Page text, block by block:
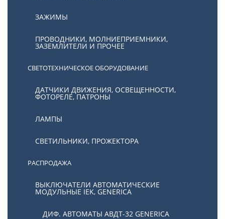
ЗАЖИМЫ
ПРОВОДНИКИ, МОЛНИЕПРИЕМНИКИ,
ЗАЗЕМЛИТЕЛИ И ПРОЧЕЕ
СВЕТОТЕХНИЧЕСКОЕ ОБОРУДОВАНИЕ
ДАТЧИКИ ДВИЖЕНИЯ, ОСВЕЩЕННОСТИ,
ФОТОРЕЛЕ, ПАТРОНЫ
ЛАМПЫ
СВЕТИЛЬНИКИ, ПРОЖЕКТОРА
РАСПРОДАЖА
ВЫКЛЮЧАТЕЛИ АВТОМАТИЧЕСКИЕ
МОДУЛЬНЫЕ IEK, GENERICA
ДИФ. АВТОМАТЫ АВДТ-32 GENERICA